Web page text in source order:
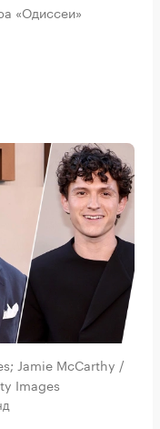
«Одиссеи»
Jamie McCarthy /
Images